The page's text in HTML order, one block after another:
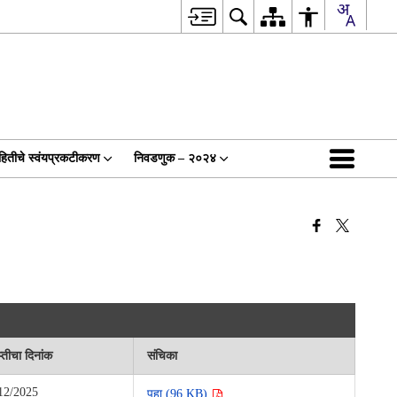
स्वंयप्रकटीकरण निवडणुक – २०२४
दिनांक संचिका
2025 पहा (96 KB)